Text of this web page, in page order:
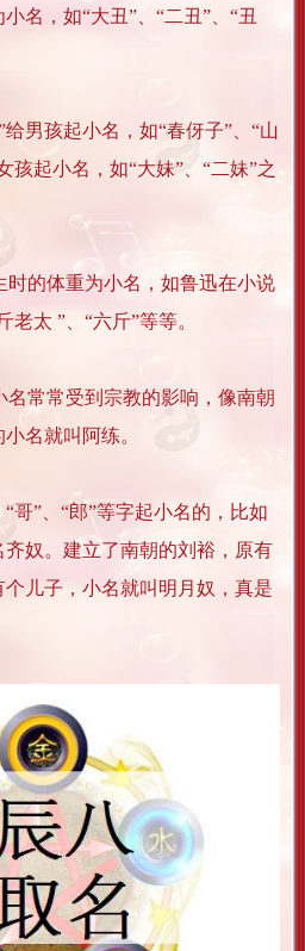
名，如“大丑”、“二丑”、“丑
男孩起小名，如“春伢子”、“山
孩起小名，如“大妹”、“二妹”之
时的体重为小名，如鲁迅在小说
老太 ”、“六斤”等等。
名常常受到宗教的影响，像南朝
名就叫阿练。
哥”、“郎”等字起小名的，比如
奴。建立了南朝的刘裕，原有
儿子，小名就叫明月奴，真是